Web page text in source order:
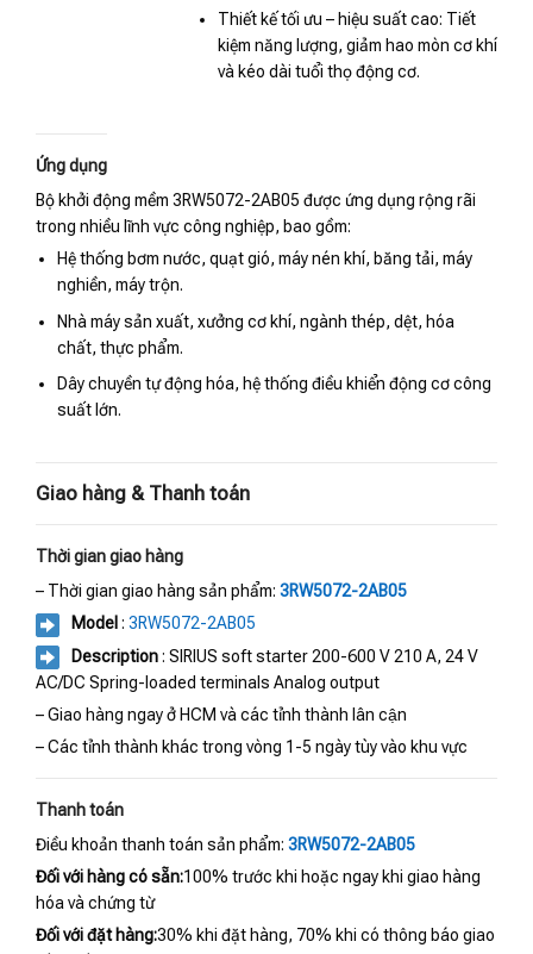
Thiết kế tối ưu – hiệu suất cao: Tiết
kiệm năng lượng, giảm hao mòn cơ khí
và kéo dài tuổi thọ động cơ.
Ứng dụng
Bộ khởi động mềm 3RW5072-2AB05 được ứng dụng rộng rãi
trong nhiều lĩnh vực công nghiệp, bao gồm:
Hệ thống bơm nước, quạt gió, máy nén khí, băng tải, máy
nghiền, máy trộn.
Nhà máy sản xuất, xưởng cơ khí, ngành thép, dệt, hóa
chất, thực phẩm.
Dây chuyền tự động hóa, hệ thống điều khiển động cơ công
suất lớn.
Giao hàng & Thanh toán
Thời gian giao hàng
– Thời gian giao hàng sản phẩm: 3RW5072-2AB05
Model : 3RW5072-2AB05
Description: SIRIUS soft starter 200-600 V 210 A, 24 V
AC/DC Spring-loaded terminals Analog output
– Giao hàng ngay ở HCM và các tỉnh thành lân cận
– Các tỉnh thành khác trong vòng 1-5 ngày tùy vào khu vực
Thanh toán
Điều khoản thanh toán sản phẩm: 3RW5072-2AB05
Đối với hàng có sẵn:100% trước khi hoặc ngay khi giao hàng
hóa và chứng từ
Đối với đặt hàng:30% khi đặt hàng, 70% khi có thông báo giao